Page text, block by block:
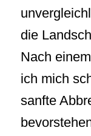
die
Nach
ich mich
sanfte